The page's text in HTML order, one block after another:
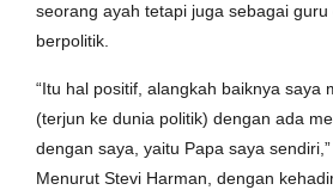
seorang ayah tetapi juga sebagai
berpolitik.
“Itu hal positif, alangkah baiknya saya
(terjun ke dunia politik) dengan ada
dengan saya, yaitu Papa saya sendiri,”
Menurut Stevi Harman, dengan